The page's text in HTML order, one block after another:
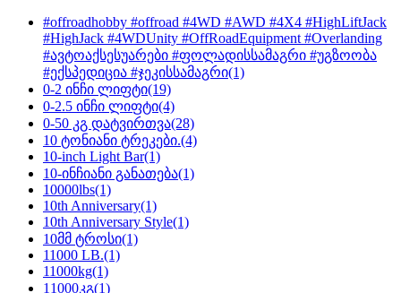
#offroadhobby #offroad #4WD #AWD #4X4 #HighLiftJack
#HighJack #4WDUnity #OffRoadEquipment #Overlanding
#ავტოაქსესუარები #ფოლადისსამაგრი #უგზოობა
#ექსპედიცია #ჯეკისსამაგრი(1)
0-2 ინჩი ლიფტი(19)
0-2.5 ინჩი ლიფტი(4)
0-50 კგ დატვირთვა(28)
10 ტონიანი ტრეკები.(4)
10-inch Light Bar(1)
10-ინჩიანი განათება(1)
10000lbs(1)
10th Anniversary(1)
10th Anniversary Style(1)
10მმ ტროსი(1)
11000 LB.(1)
11000kg(1)
11000კგ(1)